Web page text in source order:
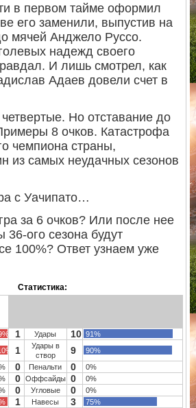
в первом тайме оформил
его заменили, выпустив на
мячей Анджело Руссо.
надежд своего
И лишь смотрел, как
Адаев довели счет в
Но отставание до
8 очков. Катастрофа
чемпиона страны,
из самых неудачных сезонов
с Уачипато…
за 6 очков? Или после нее
ого сезона будут
100%? Ответ узнаем уже
Статистика:
1 Удары 10 91%
1
Удары в
створ
9
90%
0 Пенальти 0
0%
0 Оффсайды 0
0%
0 Угловые 0
0%
1 Навесы 3
75%